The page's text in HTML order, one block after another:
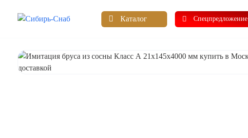
Каталог Спецпредложение